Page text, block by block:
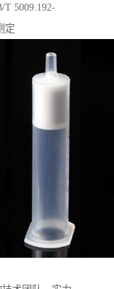
T 5009.192-
定